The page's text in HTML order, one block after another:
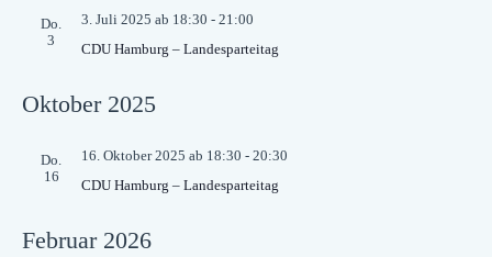
Do.
3
CDU Hamburg – Landesparteitag
3. Juli 2025 ab 18:30 - 21:00
Oktober 2025
Do.
16
CDU Hamburg – Landesparteitag
16. Oktober 2025 ab 18:30 - 20:30
Februar 2026